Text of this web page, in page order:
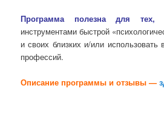
Программа полезна для тех,
инструментами быстрой
и своих близких и/или использовать
профессий.
Описание программы и отзывы —